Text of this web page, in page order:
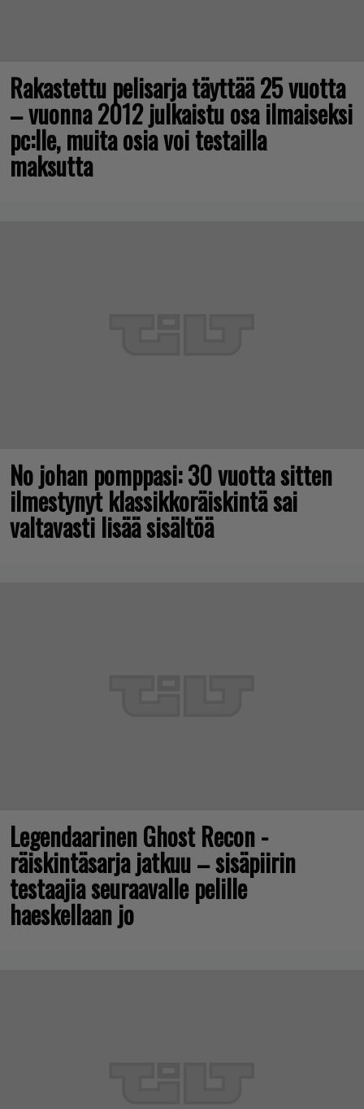
Rakastettu pelisarja täyttää 25 vuotta
– vuonna 2012 julkaistu osa ilmaiseksi
pc:lle, muita osia voi testailla
maksutta
No johan pomppasi: 30 vuotta sitten
ilmestynyt klassikkoräiskintä sai
valtavasti lisää sisältöä
Legendaarinen Ghost Recon -
räiskintäsarja jatkuu – sisäpiirin
testaajia seuraavalle pelille
haeskellaan jo